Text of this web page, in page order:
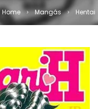
Mangás Hentai